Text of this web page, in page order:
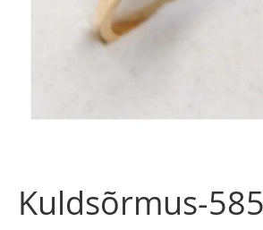
beginning
of
Kuldsõrmus-